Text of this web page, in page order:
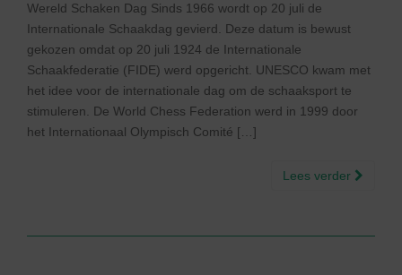
Wereld Schaken Dag Sinds 1966 wordt op 20 juli de
Internationale Schaakdag gevierd. Deze datum is bewust
gekozen omdat op 20 juli 1924 de Internationale
Schaakfederatie (FIDE) werd opgericht. UNESCO kwam met
het idee voor de internationale dag om de schaaksport te
stimuleren. De World Chess Federation werd in 1999 door
het Internationaal Olympisch Comité […]
Lees verder